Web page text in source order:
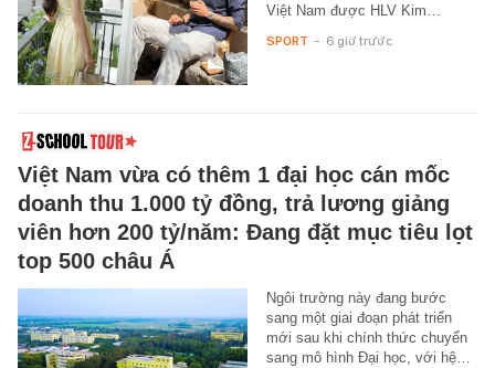
Việt Nam được HLV Kim…
SPORT - 6 giờ trước
Việt Nam vừa có thêm 1 đại học cán mốc
doanh thu 1.000 tỷ đồng, trả lương giảng
viên hơn 200 tỷ/năm: Đang đặt mục tiêu lọt
top 500 châu Á
Ngôi trường này đang bước
sang một giai đoạn phát triển
mới sau khi chính thức chuyển
sang mô hình Đại học, với hệ…